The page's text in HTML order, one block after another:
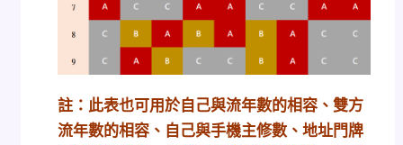
註：此表也可用於自己與流年數的相容、雙方
流年數的相容、自己與手機主修數、地址門牌